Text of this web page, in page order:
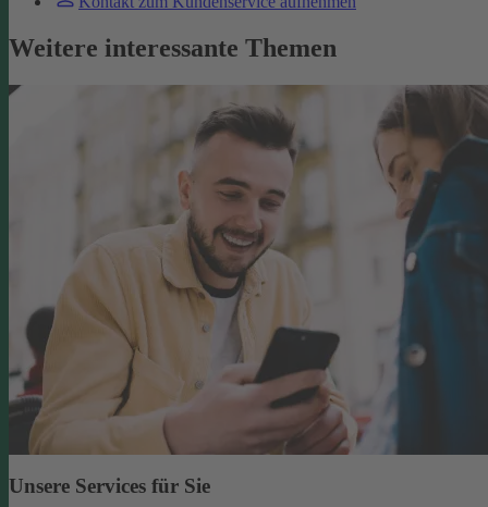
Weitere interessante Themen
Unsere Services für Sie